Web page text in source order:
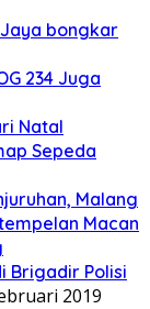
Jaya bongkar
234 Juga
Natal
Sepeda
Malang
Macan
Brigadir Polisi
2019